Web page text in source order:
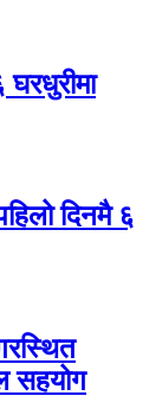
दिनमै ६
सहयोग